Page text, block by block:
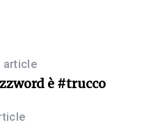
article
è #trucco